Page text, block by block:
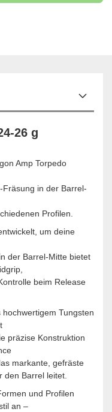
26 g
Amp Torpedo
Fräsung in der Barrel-
Profilen.
um deine
der Barrel-Mitte bietet
beim Release
Tungsten
präzise Konstruktion
markante, gefräste
den Barrel leitet.
und Profilen
an –